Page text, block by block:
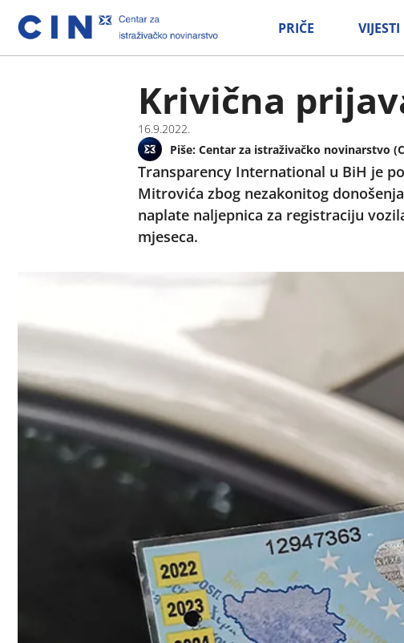
PRIČE VIJESTI
Krivična
16.9.2022.
Piše: Centar za istraživačko novinarstvo
Transparency International u BiH je
Mitrovića zbog nezakonitog
naplate naljepnica za registraciju
mjeseca.